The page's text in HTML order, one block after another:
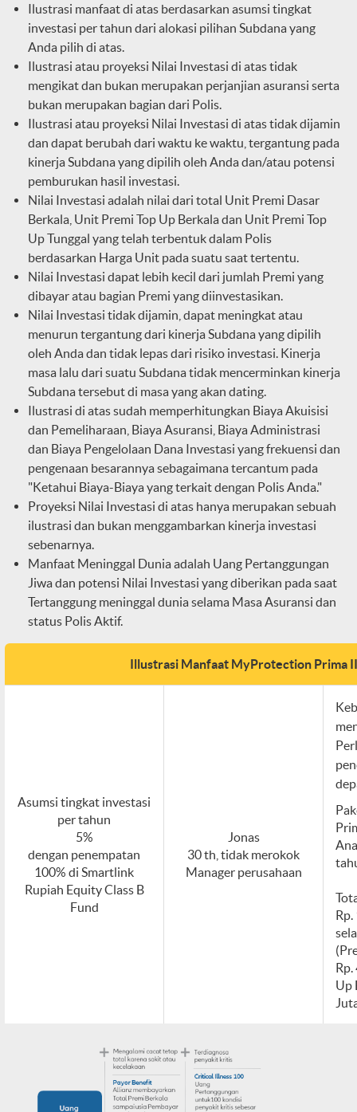
Ilustrasi manfaat di atas berdasarkan asumsi tingkat
investasi per tahun dari alokasi pilihan Subdana yang
Anda pilih di atas.
Ilustrasi atau proyeksi Nilai Investasi di atas tidak
mengikat dan bukan merupakan perjanjian asuransi serta
bukan merupakan bagian dari Polis.
Ilustrasi atau proyeksi Nilai Investasi di atas tidak dijamin
dan dapat berubah dari waktu ke waktu, tergantung pada
kinerja Subdana yang dipilih oleh Anda dan/atau potensi
pemburukan hasil investasi.
Nilai Investasi adalah nilai dari total Unit Premi Dasar
Berkala, Unit Premi Top Up Berkala dan Unit Premi Top
Up Tunggal yang telah terbentuk dalam Polis
berdasarkan Harga Unit pada suatu saat tertentu.
Nilai Investasi dapat lebih kecil dari jumlah Premi yang
dibayar atau bagian Premi yang diinvestasikan.
Nilai Investasi tidak dijamin, dapat meningkat atau
menurun tergantung dari kinerja Subdana yang dipilih
oleh Anda dan tidak lepas dari risiko investasi. Kinerja
masa lalu dari suatu Subdana tidak mencerminkan kinerja
Subdana tersebut di masa yang akan dating.
Ilustrasi di atas sudah memperhitungkan Biaya Akuisisi
dan Pemeliharaan, Biaya Asuransi, Biaya Administrasi
dan Biaya Pengelolaan Dana Investasi yang frekuensi dan
pengenaan besarannya sebagaimana tercantum pada
"Ketahui Biaya-Biaya yang terkait dengan Polis Anda."
Proyeksi Nilai Investasi di atas hanya merupakan sebuah
ilustrasi dan bukan menggambarkan kinerja investasi
sebenarnya.
Manfaat Meninggal Dunia adalah Uang Pertanggungan
Jiwa dan potensi Nilai Investasi yang diberikan pada saat
Tertanggung meninggal dunia selama Masa Asuransi dan
status Polis Aktif.
Illustrasi Manfaat MyProtection Prima II
Asumsi tingkat investasi
per tahun
5%
dengan penempatan
100% di Smartlink
Rupiah Equity Class B
Fund
Jonas
30 th, tidak merokok
Manager perusahaan
Up